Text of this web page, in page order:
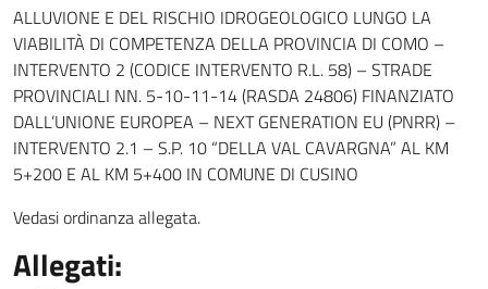
ALLUVIONE E DEL RISCHIO IDROGEOLOGICO LUNGO LA
VIABILITÀ DI COMPETENZA DELLA PROVINCIA DI COMO –
INTERVENTO 2 (CODICE INTERVENTO R.L. 58) – STRADE
PROVINCIALI NN. 5-10-11-14 (RASDA 24806) FINANZIATO
DALL’UNIONE EUROPEA – NEXT GENERATION EU (PNRR) –
INTERVENTO 2.1 – S.P. 10 “DELLA VAL CAVARGNA” AL KM
5+200 E AL KM 5+400 IN COMUNE DI CUSINO
Vedasi ordinanza allegata.
Allegati: